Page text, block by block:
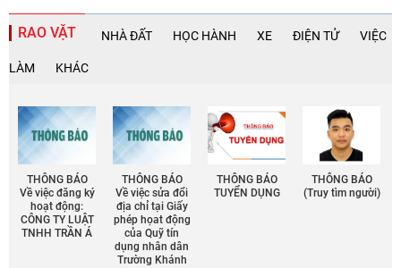
RAO VẶT NHÀ ĐẤT HỌC HÀNH XE ĐIỆN TỬ VIỆC
LÀM KHÁC
THÔNG BÁO
Về việc đăng ký
hoạt động:
CÔNG TY LUẬT
TNHH TRẦN Á
THÔNG BÁO
Về việc sửa đổi
địa chỉ tại Giấy
phép họat động
của Quỹ tín
dụng nhân dân
Trường Khánh
THÔNG BÁO
TUYỂN DỤNG
THÔNG BÁO
(Truy tìm người)